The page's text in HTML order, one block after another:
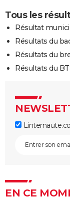
Tous les
Résultat
Résultats du
Résultats du
Résultats du
EN CE